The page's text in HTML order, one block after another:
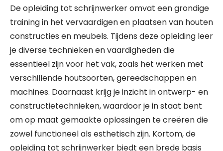
De opleiding tot schrijnwerker omvat een grondige
training in het vervaardigen en plaatsen van houten
constructies en meubels. Tijdens deze opleiding leer
je diverse technieken en vaardigheden die
essentieel zijn voor het vak, zoals het werken met
verschillende houtsoorten, gereedschappen en
machines. Daarnaast krijg je inzicht in ontwerp- en
constructietechnieken, waardoor je in staat bent
om op maat gemaakte oplossingen te creëren die
zowel functioneel als esthetisch zijn. Kortom, de
opleiding tot schrijnwerker biedt een brede basis